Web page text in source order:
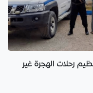
رحلات الهجرة غير